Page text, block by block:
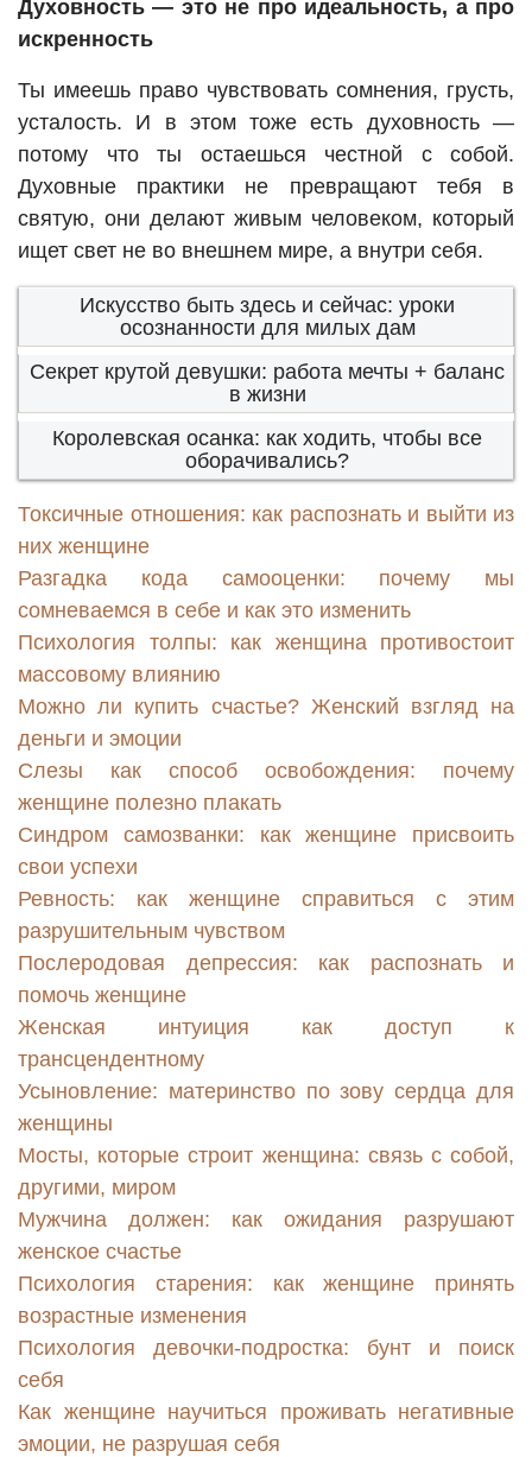
Духовность — это не про идеальность, а про
искренность
Ты имеешь право чувствовать сомнения, грусть,
усталость. И в этом тоже есть духовность —
потому что ты остаешься честной с собой.
Духовные практики не превращают тебя в
святую, они делают живым человеком, который
ищет свет не во внешнем мире, а внутри себя.
Искусство быть здесь и сейчас: уроки
осознанности для милых дам
Секрет крутой девушки: работа мечты + баланс
в жизни
Королевская осанка: как ходить, чтобы все
оборачивались?
Токсичные отношения: как распознать и выйти из
них женщине
Разгадка кода самооценки: почему мы
сомневаемся в себе и как это изменить
Психология толпы: как женщина противостоит
массовому влиянию
Можно ли купить счастье? Женский взгляд на
деньги и эмоции
Слезы как способ освобождения: почему
женщине полезно плакать
Синдром самозванки: как женщине присвоить
свои успехи
Ревность: как женщине справиться с этим
разрушительным чувством
Послеродовая депрессия: как распознать и
помочь женщине
Женская интуиция как доступ к
трансцендентному
Усыновление: материнство по зову сердца для
женщины
Мосты, которые строит женщина: связь с собой,
другими, миром
Мужчина должен: как ожидания разрушают
женское счастье
Психология старения: как женщине принять
возрастные изменения
Психология девочки-подростка: бунт и поиск
себя
Как женщине научиться проживать негативные
эмоции, не разрушая себя